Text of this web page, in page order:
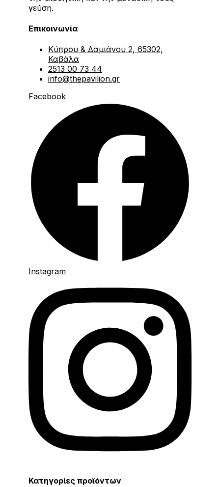
γεύση.
Επικοινωνία
Κύπρου & Δαμιάνου 2, 65302,
Καβάλα
2513 00 73 44
info@thepavilion.gr
Facebook
Instagram
Κατηγορίες προϊόντων